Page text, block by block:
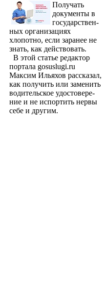
Получать
доку­менты в
государствен­
ных организациях
хлопотно, если заранее не
знать, как действовать.
В этой статье редактор
портала gosuslugi.ru
Максим Ильяхов рассказал,
как получить или заменить
водительское удостовере­
ние и не испортить нервы
себе и другим.